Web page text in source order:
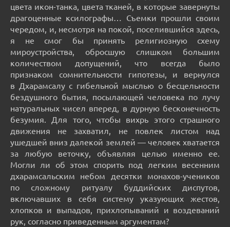
цвета икон-танка, цвета тканей, в которые завернуты
драгоценные ксилографы… Съемки прошли своим
чередом, и, несмотря на покой, поселившийся здесь,
я не смог бы принять религиозную схему
мироустройства, обросшую слишком большим
количеством допущений, что всегда было
признаком сомнительности гипотезы, и вернулся
в Дхарамсалу с гибельной мыслью о бесцельности
бездушного бытия, посылающей человека по лучу
натуральных чисел вперед, в дурную бесконечность
безумия. Для того, чтобы вихрь этого страшного
движения не захватил, не повлек листом над
ушедшей вниз далекой землей — человек хватается
за любую веточку, объявляя целью именно ее.
Могли ли об этом спорить под легким весенним
дхарамсальским небом десятки монахов-учеников
по сложному ритуалу буддийских диспутов,
включавших в себя систему указующих жестов,
хлопков и выпадов, прихлопываний и воздеваний
рук, согласно приведенным аргументам?